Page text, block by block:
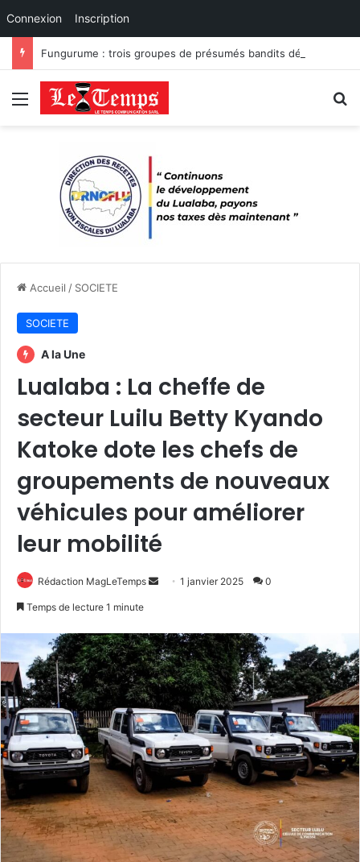
Connexion Inscription
Menu
Accueil / SOCIETE
SOCIETE
A la Une
Lualaba : La cheffe de
secteur Luilu Betty Kyando
Katoke dote les chefs de
groupements de nouveaux
véhicules pour améliorer
leur mobilité
Rédaction MagLeTemps
Envoyer1 janvier 2025 0
Temps de lecture 1 minute